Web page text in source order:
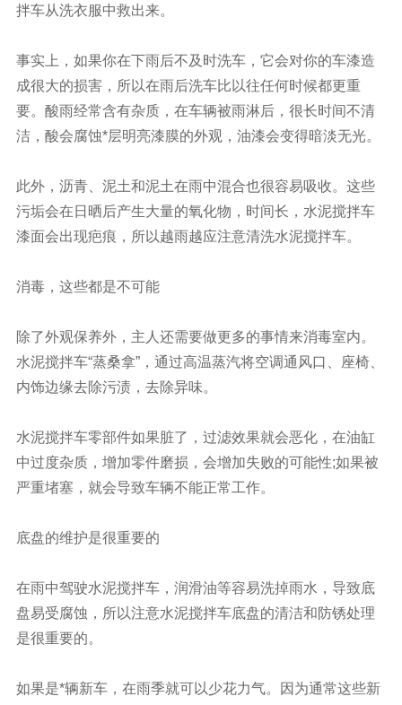
拌车从洗衣服中救出来。
事实上，如果你在下雨后不及时洗车，它会对你的车漆造
成很大的损害，所以在雨后洗车比以往任何时候都更重
要。酸雨经常含有杂质，在车辆被雨淋后，很长时间不清
洁，酸会腐蚀*层明亮漆膜的外观，油漆会变得暗淡无光。
此外，沥青、泥土和泥土在雨中混合也很容易吸收。这些
污垢会在日晒后产生大量的氧化物，时间长，水泥搅拌车
漆面会出现疤痕，所以越雨越应注意清洗水泥搅拌车。
消毒，这些都是不可能
除了外观保养外，主人还需要做更多的事情来消毒室内。
水泥搅拌车“蒸桑拿”，通过高温蒸汽将空调通风口、座椅、
内饰边缘去除污渍，去除异味。
水泥搅拌车零部件如果脏了，过滤效果就会恶化，在油缸
中过度杂质，增加零件磨损，会增加失败的可能性;如果被
严重堵塞，就会导致车辆不能正常工作。
底盘的维护是很重要的
在雨中驾驶水泥搅拌车，润滑油等容易洗掉雨水，导致底
盘易受腐蚀，所以注意水泥搅拌车底盘的清洁和防锈处理
是很重要的。
如果是*辆新车，在雨季就可以少花力气。因为通常这些新